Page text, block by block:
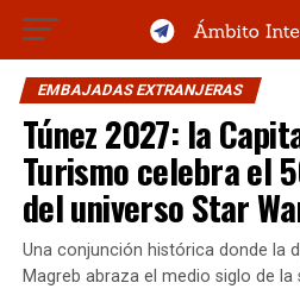
EMBAJADAS EXTRANJERAS
Túnez 2027: la
Turismo celebra el
del universo Star
Una conjunción histórica donde la
Magreb abraza el medio siglo de